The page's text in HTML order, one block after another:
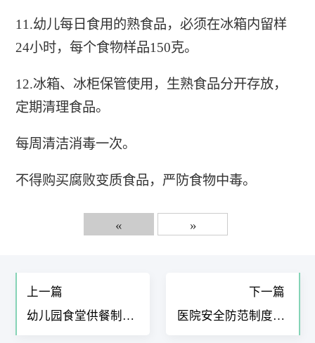
11.幼儿每日食用的熟食品，必须在冰箱内留样
24小时，每个食物样品150克。
12.冰箱、冰柜保管使用，生熟食品分开存放，
定期清理食品。
每周清洁消毒一次。
不得购买腐败变质食品，严防食物中毒。
« »
上一篇
幼儿园食堂供餐制度
下一篇
医院安全防范制度应